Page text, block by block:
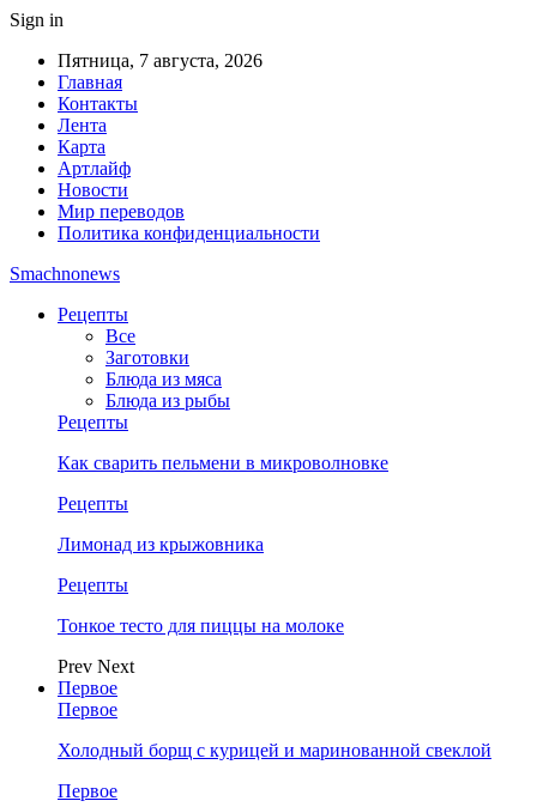
Sign in
Пятница, 7 августа, 2026
Главная
Контакты
Лента
Карта
Артлайф
Новости
Мир переводов
Политика конфиденциальности
Smachnonews
Рецепты
Все
Заготовки
Блюда из мяса
Блюда из рыбы
Рецепты
Как сварить пельмени в микроволновке
Рецепты
Лимонад из крыжовника
Рецепты
Тонкое тесто для пиццы на молоке
Prev Next
Первое
Первое
Холодный борщ с курицей и маринованной свеклой
Первое